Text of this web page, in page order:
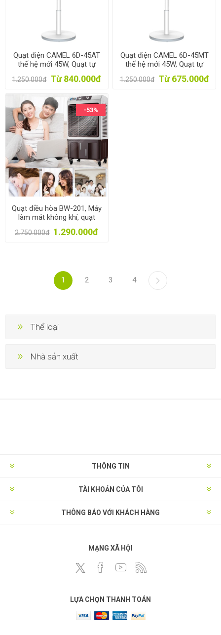
Quạt điện CAMEL 6D-45AT
thế hệ mới 45W, Quạt tự
quay 6 hướng Tự động có
Remote
1.250.000đ Từ 840.000đ
Quạt điện CAMEL 6D-45MT
thế hệ mới 45W, Quạt tự
quay 6 hướng Bán tự động
1.250.000đ Từ 675.000đ
-53%
Quạt điều hòa BW-201, Máy
làm mát không khí, quạt
nước làm mát BW-201Y
2.750.000đ 1.290.000đ
1 2 3 4
Thể loại
Nhà sản xuất
THÔNG TIN
TÀI KHOẢN CỦA TÔI
THÔNG BÁO VỚI KHÁCH HÀNG
MẠNG XÃ HỘI
LỰA CHỌN THANH TOÁN